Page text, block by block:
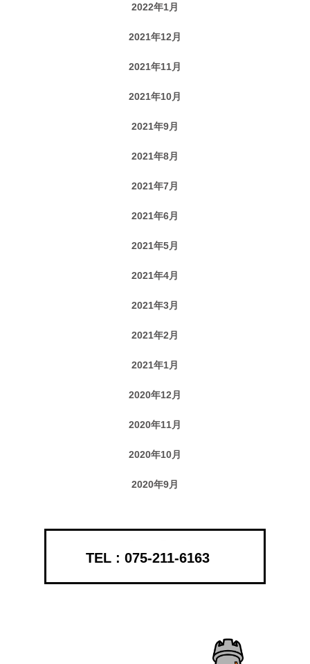
2022年1月
2021年12月
2021年11月
2021年10月
2021年9月
2021年8月
2021年7月
2021年6月
2021年5月
2021年4月
2021年3月
2021年2月
2021年1月
2020年12月
2020年11月
2020年10月
2020年9月
075-211-6163